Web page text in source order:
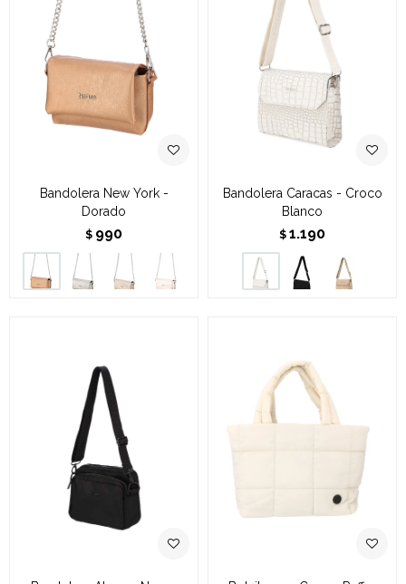
Bandolera New York -
Dorado
$ 990
Bandolera Caracas - Croco
Blanco
$ 1.190